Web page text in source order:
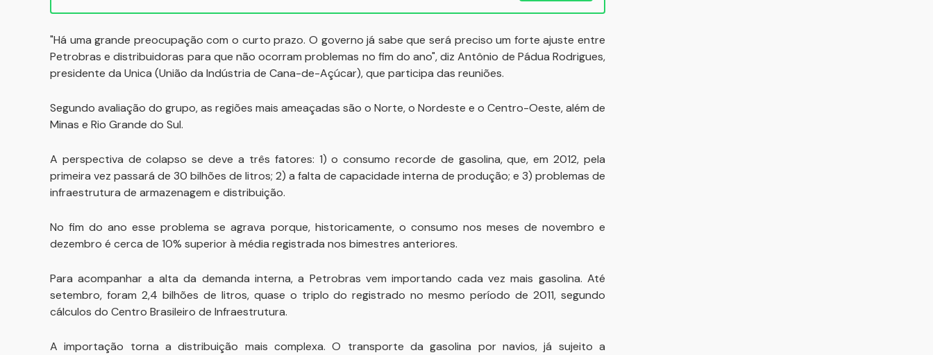
"Há uma grande preocupação com o curto prazo. O governo já sabe que será preciso um forte ajuste entre
Petrobras e distribuidoras para que não ocorram problemas no fim do ano", diz Antônio de Pádua Rodrigues,
presidente da Unica (União da Indústria de Cana-de-Açúcar), que participa das reuniões.
Segundo avaliação do grupo, as regiões mais ameaçadas são o Norte, o Nordeste e o Centro-Oeste, além de
Minas e Rio Grande do Sul.
A perspectiva de colapso se deve a três fatores: 1) o consumo recorde de gasolina, que, em 2012, pela
primeira vez passará de 30 bilhões de litros; 2) a falta de capacidade interna de produção; e 3) problemas de
infraestrutura de armazenagem e distribuição.
No fim do ano esse problema se agrava porque, historicamente, o consumo nos meses de novembro e
dezembro é cerca de 10% superior à média registrada nos bimestres anteriores.
Para acompanhar a alta da demanda interna, a Petrobras vem importando cada vez mais gasolina. Até
setembro, foram 2,4 bilhões de litros, quase o triplo do registrado no mesmo período de 2011, segundo
cálculos do Centro Brasileiro de Infraestrutura.
A importação torna a distribuição mais complexa. O transporte da gasolina por navios, já sujeito a